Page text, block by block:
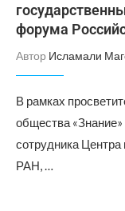
форума
Автор Исламали
В рамках
общества
сотрудника
РАН, …